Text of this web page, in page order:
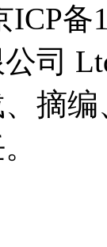
备
司
摘